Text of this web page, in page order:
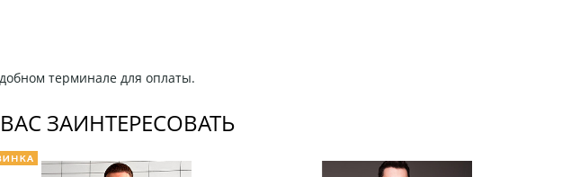
терминале для оплаты.
ЗАИНТЕРЕСОВАТЬ